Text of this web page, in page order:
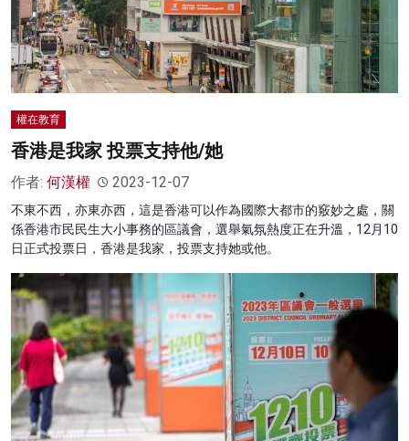
權在教育
香港是我家 投票支持他/她
作者: 何漢權 2023-12-07
不東不西，亦東亦西，這是香港可以作為國際大都市的竅妙之處，關
係香港市民民生大小事務的區議會，選舉氣氛熱度正在升溫，12月10
日正式投票日，香港是我家，投票支持她或他。